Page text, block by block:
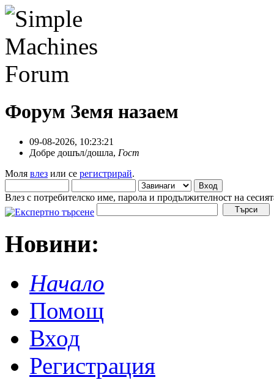
Форум Земя назаем
09-08-2026, 10:23:21
Добре дошъл/дошла, Гост
Моля влез или се регистрирай.
Влез с потребителско име, парола и продължителност на
Новини:
Начало
Помощ
Вход
Регистрация